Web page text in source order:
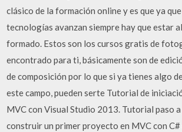
clásico de la formación online y es que ya
tecnologías avanzan siempre hay que estar
formado. Estos son los cursos gratis de
encontrado para ti, básicamente son de
de composición por lo que si ya tienes algo
este campo, pueden serte Tutorial de
MVC con Visual Studio 2013. Tutorial paso a
construir un primer proyecto en MVC con C#